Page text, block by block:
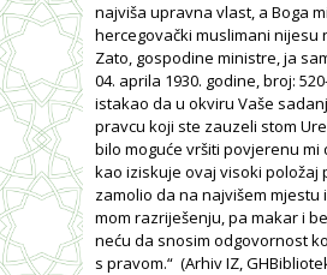
najviša upravna vlast, a Boga
hercegovački muslimani nijesu
Zato, gospodine ministre, ja
04. aprila 1930. godine, broj:
istakao da u okviru Vaše
pravcu koji ste zauzeli stom
bilo moguće vršiti povjerenu mi
kao iziskuje ovaj visoki položaj
zamolio da na najvišem mjestu
mom razriješenju, pa makar i
neću da snosim odgovornost
s pravom.“ (Arhiv IZ,